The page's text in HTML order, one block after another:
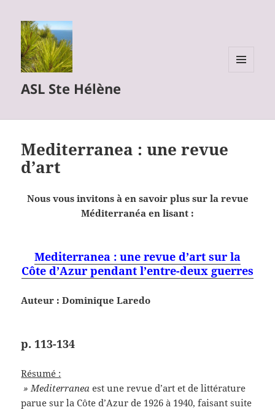
ASL Ste Hélène
Mediterranea : une revue
d’art
Nous vous invitons à en savoir plus sur la revue
Méditerranéa en lisant :
Mediterranea : une revue d’art sur la
Côte d’Azur pendant l’entre-deux guerres
Auteur : DominiqueLaredo
p. 113-134
Résumé :
» Mediterranea est une revue d’art et de littérature
parue sur la Côte d’Azur de 1926 à 1940, faisant suite